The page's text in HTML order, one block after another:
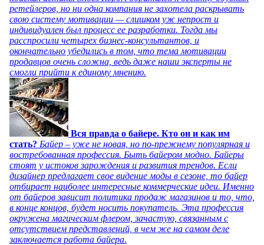
ретейлеров, но ни одна компания не захотела раскрывать
свою систему мотивации — слишком уж непрост и
индивидуален был процесс ее разработки. Тогда мы
расспросили четырех бизнес-консультантов, и
окончательно убедились в том, что тема мотивации
продавцов очень сложна, ведь даже наши эксперты не
смогли прийти к единому мнению.
Вся правда о байере. Кто он и как им
стать? Байер – уже не новая, но по-прежнему популярная и
востребованная профессия. Быть байером модно. Байеры
стоят у истоков зарождения и развития трендов. Если
дизайнер предлагает свое видение моды в сезоне, то байер
отбирает наиболее интересные коммерческие идеи. Именно
от байеров зависит политика продаж магазинов и то, что,
в конце концов, будет носить покупатель. Эта профессия
окружена магическим флером, зачастую, связанным с
отсутствием представлений, в чем же на самом деле
заключается работа байера.